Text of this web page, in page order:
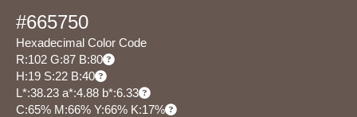
#665750
Hexadecimal Color Code
R:102 G:87 B:80
H:19 S:22 B:40
L*:38.23 a*:4.88 b*:6.33
C:65% M:66% Y:66% K:17%